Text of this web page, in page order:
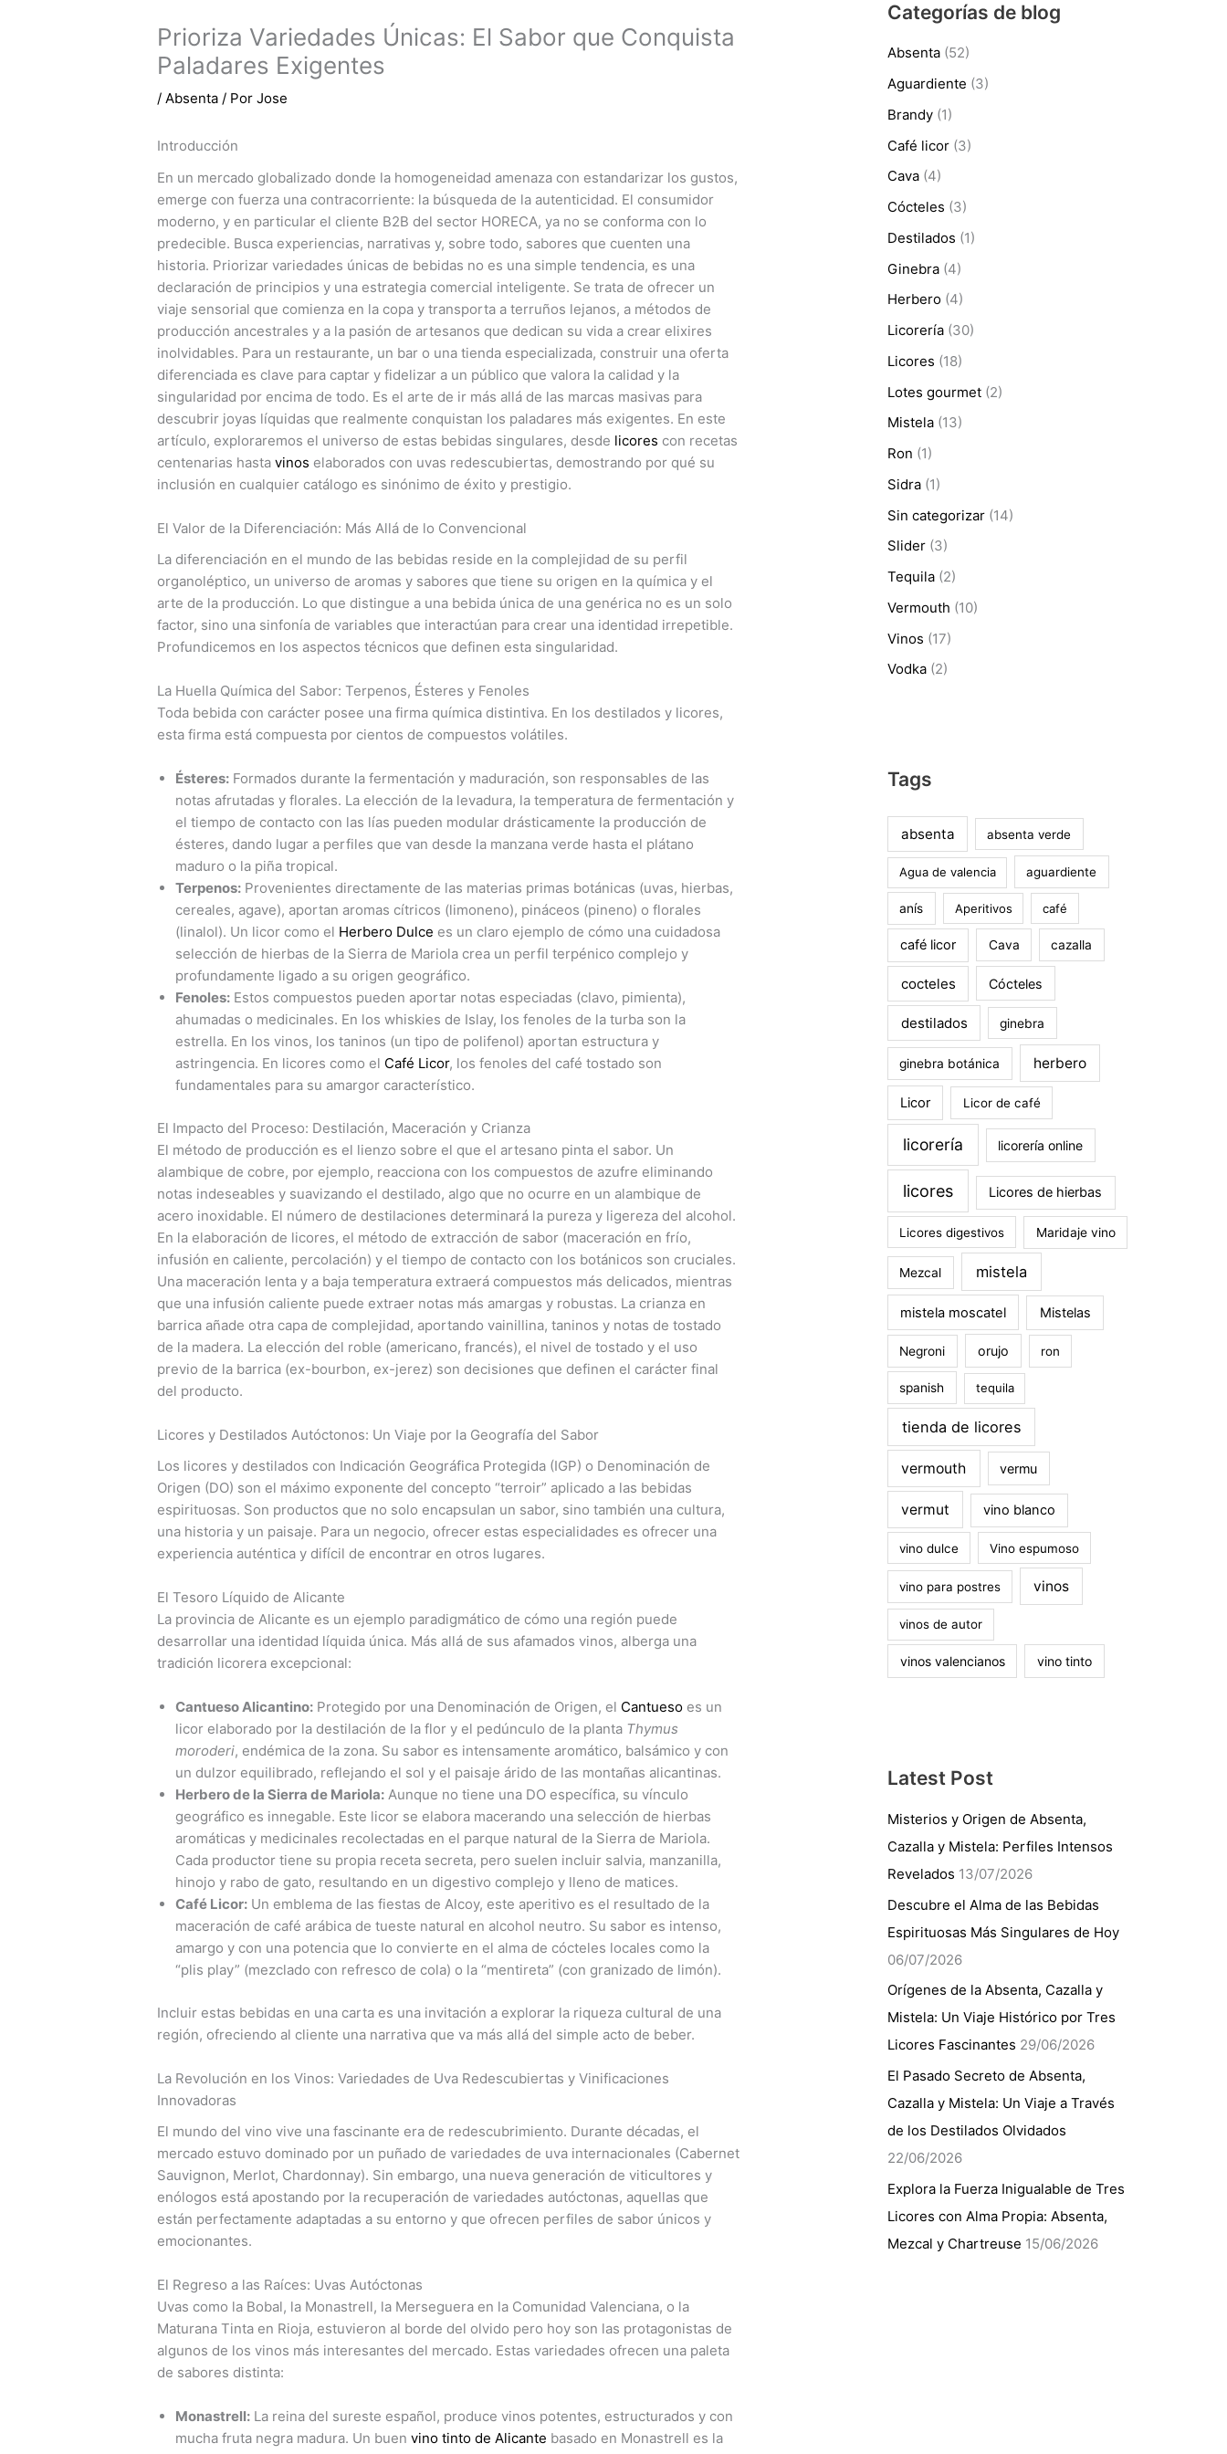
Prioriza Variedades Únicas: El Sabor que Conquista
Paladares Exigentes
/Absenta / PorJose
Introducción
En un mercado globalizado donde la homogeneidad amenaza con estandarizar los gustos,
emerge con fuerza una contracorriente: la búsqueda de la autenticidad. El consumidor
moderno, y en particular el cliente B2B del sector HORECA, ya no se conforma con lo
predecible. Busca experiencias, narrativas y, sobre todo, sabores que cuenten una
historia. Priorizar variedades únicas de bebidas no es una simple tendencia, es una
declaración de principios y una estrategia comercial inteligente. Se trata de ofrecer un
viaje sensorial que comienza en la copa y transporta a terruños lejanos, a métodos de
producción ancestrales y a la pasión de artesanos que dedican su vida a crear elixires
inolvidables. Para un restaurante, un bar o una tienda especializada, construir una oferta
diferenciada es clave para captar y fidelizar a un público que valora la calidad y la
singularidad por encima de todo. Es el arte de ir más allá de las marcas masivas para
descubrir joyas líquidas que realmente conquistan los paladares más exigentes. En este
artículo, exploraremos el universo de estas bebidas singulares, desde licores con recetas
centenarias hastavinos elaborados con uvas redescubiertas, demostrando por qué su
inclusión en cualquier catálogo es sinónimo de éxito y prestigio.
El Valor de la Diferenciación: Más Allá de lo Convencional
La diferenciación en el mundo de las bebidas reside en la complejidad de su perfil
organoléptico, un universo de aromas y sabores que tiene su origen en la química y el
arte de la producción. Lo que distingue a una bebida única de una genérica no es un solo
factor, sino una sinfonía de variables que interactúan para crear una identidad irrepetible.
Profundicemos en los aspectos técnicos que definen esta singularidad.
La Huella Química del Sabor: Terpenos, Ésteres y Fenoles
Toda bebida con carácter posee una firma química distintiva. En los destilados y licores,
esta firma está compuesta por cientos de compuestos volátiles.
Ésteres: Formados durante la fermentación y maduración, son responsables de las
notas afrutadas y florales. La elección de la levadura, la temperatura de fermentación y
el tiempo de contacto con las lías pueden modular drásticamente la producción de
ésteres, dando lugar a perfiles que van desde la manzana verde hasta el plátano
maduro o la piña tropical.
Terpenos: Provenientes directamente de las materias primas botánicas (uvas, hierbas,
cereales, agave), aportan aromas cítricos (limoneno), pináceos (pineno) o florales
(linalol). Un licor como el Herbero Dulce es un claro ejemplo de cómo una cuidadosa
selección de hierbas de la Sierra de Mariola crea un perfil terpénico complejo y
profundamente ligado a su origen geográfico.
Fenoles: Estos compuestos pueden aportar notas especiadas (clavo, pimienta),
ahumadas o medicinales. En los whiskies de Islay, los fenoles de la turba son la
estrella. En los vinos, los taninos (un tipo de polifenol) aportan estructura y
astringencia. En licores como el Café Licor, los fenoles del café tostado son
fundamentales para su amargor característico.
El Impacto del Proceso: Destilación, Maceración y Crianza
El método de producción es el lienzo sobre el que el artesano pinta el sabor. Un
alambique de cobre, por ejemplo, reacciona con los compuestos de azufre eliminando
notas indeseables y suavizando el destilado, algo que no ocurre en un alambique de
acero inoxidable. El número de destilaciones determinará la pureza y ligereza del alcohol.
En la elaboración de licores, el método de extracción de sabor (maceración en frío,
infusión en caliente, percolación) y el tiempo de contacto con los botánicos son cruciales.
Una maceración lenta y a baja temperatura extraerá compuestos más delicados, mientras
que una infusión caliente puede extraer notas más amargas y robustas. La crianza en
barrica añade otra capa de complejidad, aportando vainillina, taninos y notas de tostado
de la madera. La elección del roble (americano, francés), el nivel de tostado y el uso
previo de la barrica (ex-bourbon, ex-jerez) son decisiones que definen el carácter final
del producto.
Licores y Destilados Autóctonos: Un Viaje por la Geografía del Sabor
Los licores y destilados con Indicación Geográfica Protegida (IGP) o Denominación de
Origen (DO) son el máximo exponente del concepto “terroir” aplicado a las bebidas
espirituosas. Son productos que no solo encapsulan un sabor, sino también una cultura,
una historia y un paisaje. Para un negocio, ofrecer estas especialidades es ofrecer una
experiencia auténtica y difícil de encontrar en otros lugares.
El Tesoro Líquido de Alicante
La provincia de Alicante es un ejemplo paradigmático de cómo una región puede
desarrollar una identidad líquida única. Más allá de sus afamados vinos, alberga una
tradición licorera excepcional:
Cantueso Alicantino: Protegido por una Denominación de Origen, el Cantueso es un
licor elaborado por la destilación de la flor y el pedúnculo de la planta Thymus
moroderi, endémica de la zona. Su sabor es intensamente aromático, balsámico y con
un dulzor equilibrado, reflejando el sol y el paisaje árido de las montañas alicantinas.
Herbero de la Sierra de Mariola: Aunque no tiene una DO específica, su vínculo
geográfico es innegable. Este licor se elabora macerando una selección de hierbas
aromáticas y medicinales recolectadas en el parque natural de la Sierra de Mariola.
Cada productor tiene su propia receta secreta, pero suelen incluir salvia, manzanilla,
hinojo y rabo de gato, resultando en un digestivo complejo y lleno de matices.
Café Licor: Un emblema de las fiestas de Alcoy, este aperitivo es el resultado de la
maceración de café arábica de tueste natural en alcohol neutro. Su sabor es intenso,
amargo y con una potencia que lo convierte en el alma de cócteles locales como la
“plis play” (mezclado con refresco de cola) o la “mentireta” (con granizado de limón).
Incluir estas bebidas en una carta es una invitación a explorar la riqueza cultural de una
región, ofreciendo al cliente una narrativa que va más allá del simple acto de beber.
La Revolución en los Vinos: Variedades de Uva Redescubiertas y Vinificaciones
Innovadoras
El mundo del vino vive una fascinante era de redescubrimiento. Durante décadas, el
mercado estuvo dominado por un puñado de variedades de uva internacionales (Cabernet
Sauvignon, Merlot, Chardonnay). Sin embargo, una nueva generación de viticultores y
enólogos está apostando por la recuperación de variedades autóctonas, aquellas que
están perfectamente adaptadas a su entorno y que ofrecen perfiles de sabor únicos y
emocionantes.
El Regreso a las Raíces: Uvas Autóctonas
Uvas como la Bobal, la Monastrell, la Merseguera en la Comunidad Valenciana, o la
Maturana Tinta en Rioja, estuvieron al borde del olvido pero hoy son las protagonistas de
algunos de los vinos más interesantes del mercado. Estas variedades ofrecen una paleta
de sabores distinta:
Monastrell: La reina del sureste español, produce vinos potentes, estructurados y con
mucha fruta negra madura. Un buenvino tinto de Alicante basado en Monastrell es la
€
r
9
Categorías de blog
Absenta (52)
Aguardiente (3)
Brandy (1)
Café licor (3)
Cava (4)
Cócteles (3)
Destilados (1)
Ginebra (4)
Herbero (4)
Licorería (30)
Licores (18)
Lotes gourmet (2)
Mistela (13)
Ron (1)
Sidra (1)
Sin categorizar (14)
Slider (3)
Tequila (2)
Vermouth (10)
Vinos (17)
Vodka (2)
Tags
absenta absenta verde
Agua de valencia aguardiente
anís Aperitivos café
café licor Cava cazalla
cocteles Cócteles
destilados ginebra
ginebra botánica herbero
Licor Licor de café
licorería licorería online
licores Licores de hierbas
Licores digestivos Maridaje vino
Mezcal mistela
mistela moscatel Mistelas
Negroni orujo ron
spanish tequila
tienda de licores
vermouth vermu
vermut vino blanco
vino dulce Vino espumoso
vino para postres vinos
vinos de autor
vinos valencianos vino tinto
Latest Post
Misterios y Origen de Absenta,
Cazalla y Mistela: Perfiles Intensos
Revelados 13/07/2026
Descubre el Alma de las Bebidas
Espirituosas Más Singulares de Hoy
06/07/2026
Orígenes de la Absenta, Cazalla y
Mistela: Un Viaje Histórico por Tres
Licores Fascinantes 29/06/2026
El Pasado Secreto de Absenta,
Cazalla y Mistela: Un Viaje a Través
de los Destilados Olvidados
22/06/2026
Explora la Fuerza Inigualable de Tres
Licores con Alma Propia: Absenta,
Mezcal y Chartreuse 15/06/2026